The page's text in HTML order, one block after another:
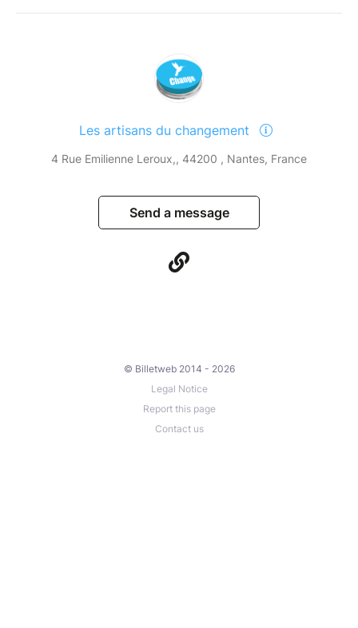
Les artisans du changement
4 Rue Emilienne Leroux,, 44200 , Nantes, France
Send a message
© Billetweb 2014 - 2026
Legal Notice
Report this page
Contact us